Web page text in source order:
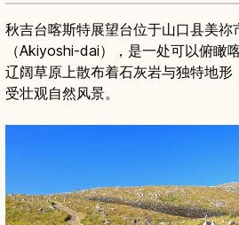
秋吉台喀斯特展望台位于山口县美祢
（Akiyoshi-dai），是一处可以俯瞰
辽阔草原上散布着石灰岩与独特地
受壮观自然风景。